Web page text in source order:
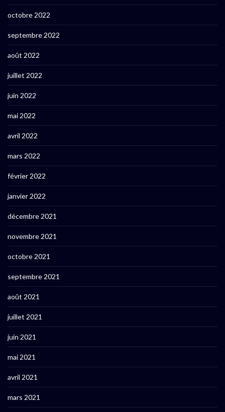
octobre 2022
septembre 2022
août 2022
juillet 2022
juin 2022
mai 2022
avril 2022
mars 2022
février 2022
janvier 2022
décembre 2021
novembre 2021
octobre 2021
septembre 2021
août 2021
juillet 2021
juin 2021
mai 2021
avril 2021
mars 2021